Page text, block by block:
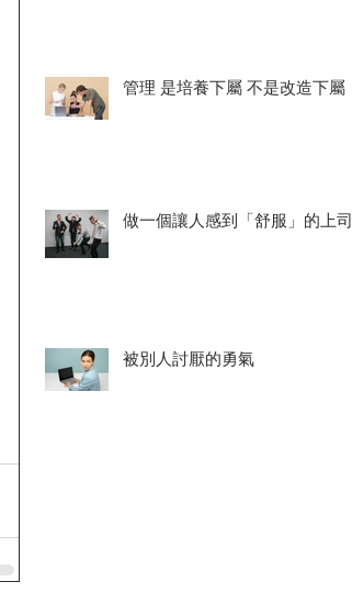
管理 是培養下屬 不是改造下屬
做一個讓人感到「舒服」的上司
被別人討厭的勇氣